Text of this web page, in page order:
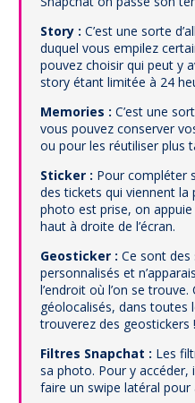
Story : C’est une sorte
duquel vous empilez
pouvez choisir qui peut y
story étant limitée à 24
Memories : C’est une
vous pouvez conserver
ou pour les réutiliser plus
Sticker : Pour compléter
des tickets qui viennent la
photo est prise, on
haut à droite de l’écran.
Geosticker : Ce sont
personnalisés et
l’endroit où l’on se
géolocalisés, dans toutes
trouverez des geostickers !
Filtres Snapchat : Les
sa photo. Pour y
faire un swipe latéral